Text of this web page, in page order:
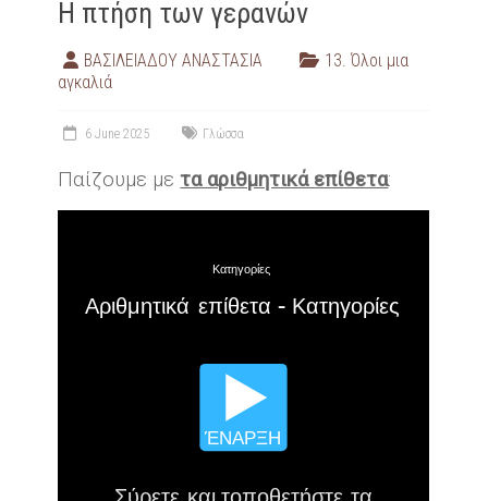
Η πτήση των γερανών
ΒΑΣΙΛΕΙΑΔΟΥ ΑΝΑΣΤΑΣΙΑ
13. Όλοι μια
αγκαλιά
6 June 2025 Γλώσσα
Παίζουμε μετα αριθμητικά επίθετα: